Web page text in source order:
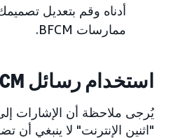
أدناه وقم بتعديل
ممارسات BFCM.
استخدام رسائل BFCM
"اثنين الإنترنت" لا ينبغي أن